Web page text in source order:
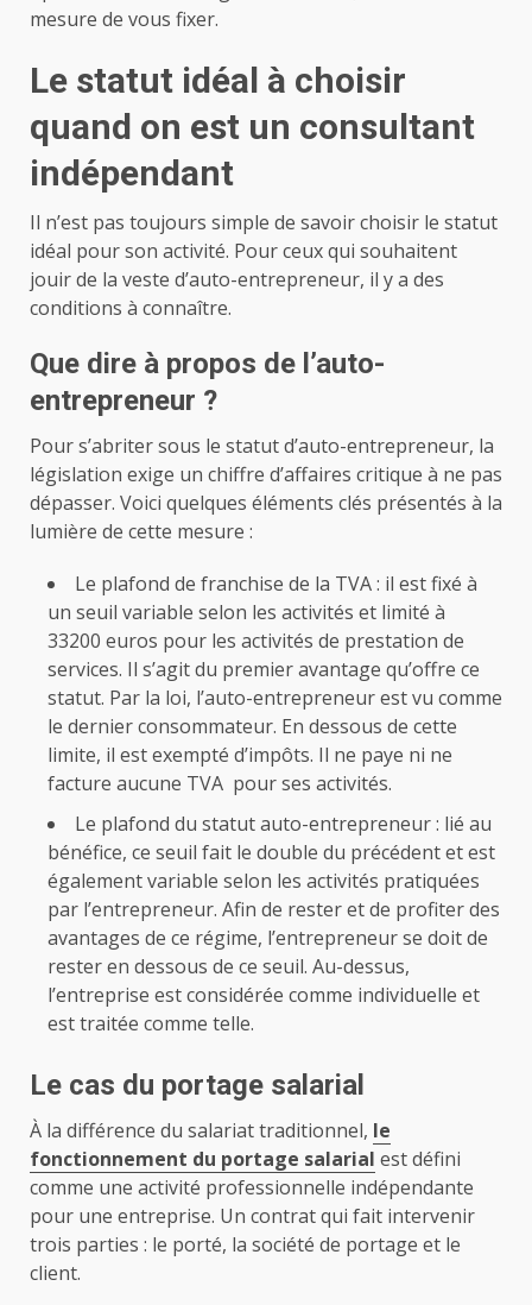
mesure de vous fixer.
Le statut idéal à choisir
quand on est un consultant
indépendant
Il n’est pas toujours simple de savoir choisir le statut
idéal pour son activité. Pour ceux qui souhaitent
jouir de la veste d’auto-entrepreneur, il y a des
conditions à connaître.
Que dire à propos de l’auto-
entrepreneur ?
Pour s’abriter sous le statut d’auto-entrepreneur, la
législation exige un chiffre d’affaires critique à ne pas
dépasser. Voici quelques éléments clés présentés à la
lumière de cette mesure :
Le plafond de franchise de la TVA : il est fixé à
un seuil variable selon les activités et limité à
33200 euros pour les activités de prestation de
services. Il s’agit du premier avantage qu’offre ce
statut. Par la loi, l’auto-entrepreneur est vu comme
le dernier consommateur. En dessous de cette
limite, il est exempté d’impôts. Il ne paye ni ne
facture aucune TVA pour ses activités.
Le plafond du statut auto-entrepreneur : lié au
bénéfice, ce seuil fait le double du précédent et est
également variable selon les activités pratiquées
par l’entrepreneur. Afin de rester et de profiter des
avantages de ce régime, l’entrepreneur se doit de
rester en dessous de ce seuil. Au-dessus,
l’entreprise est considérée comme individuelle et
est traitée comme telle.
Le cas du portage salarial
À la différence du salariat traditionnel, le
fonctionnement du portage salarial est défini
comme une activité professionnelle indépendante
pour une entreprise. Un contrat qui fait intervenir
trois parties : le porté, la société de portage et le
client.